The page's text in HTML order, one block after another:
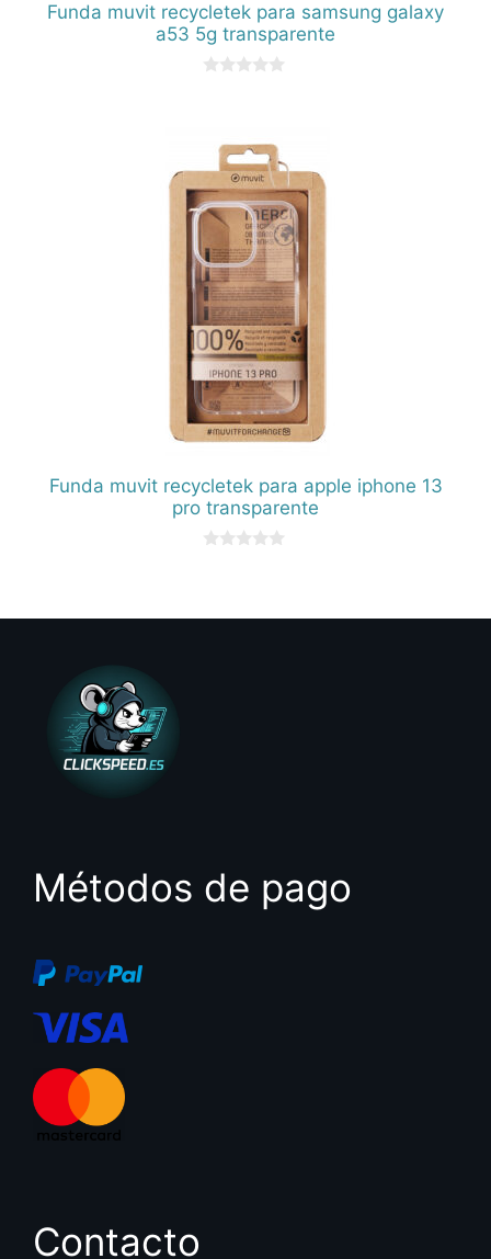
Funda muvit recycletek para samsung galaxy
a53 5g transparente
Funda muvit recycletek para apple iphone 13
pro transparente
Métodos de pago
Contacto